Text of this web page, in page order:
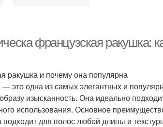
французская ракушка:
ракушка и почему она популярна
— это одна из самых элегантных и
изысканность. Она идеально
использования. Основное
подходит для волос любой длины и